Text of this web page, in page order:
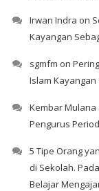
Irwan Indra on
Kayangan
sgmfm on
Islam
Kembar Mulana
Pengurus
5 Tipe Orang
di Sekolah.
Belajar